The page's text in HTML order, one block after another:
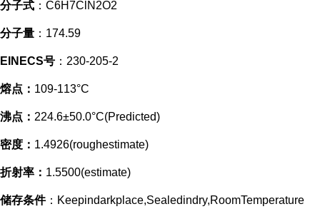
分子式 ：C6H7ClN2O2
分子量 ：174.59
EINECS号 ：230-205-2
熔点： 109-113°C
沸点： 224.6±50.0°C(Predicted)
密度： 1.4926(roughestimate)
折射率： 1.5500(estimate)
储存条件：Keepindarkplace,Sealedindry,RoomTemperature